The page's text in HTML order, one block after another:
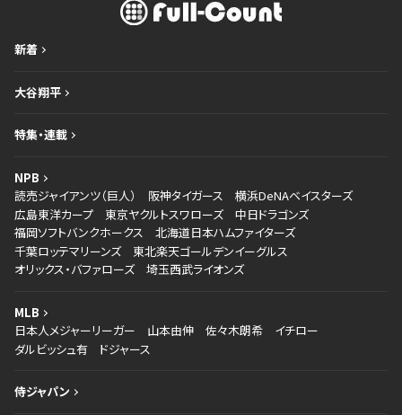
新着
大谷翔平
特集・連載
NPB
読売ジャイアンツ（巨人）
阪神タイガース
横浜DeNAベイスターズ
広島東洋カープ
東京ヤクルトスワローズ
中日ドラゴンズ
福岡ソフトバンクホークス
北海道日本ハムファイターズ
千葉ロッテマリーンズ
東北楽天ゴールデンイーグルス
オリックス・バファローズ
埼玉西武ライオンズ
MLB
日本人メジャーリーガー
山本由伸 佐々木朗希
イチロー
ダルビッシュ有
ドジャース
侍ジャパン